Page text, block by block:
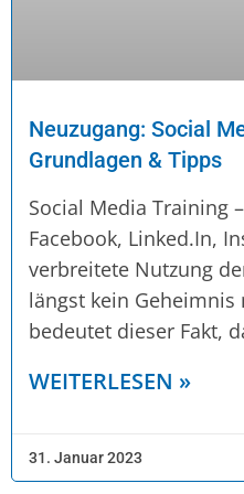
Neuzugang: Social
Grundlagen & Tipps
Social Media Training
Facebook, Linked.In,
verbreitete Nutzung
längst kein
bedeutet dieser Fakt,
WEITERLESEN »
31. Januar 2023